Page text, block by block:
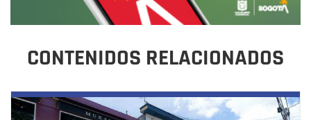
CONTENIDOS RELACIONADOS